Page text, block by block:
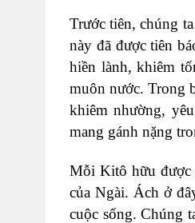
Trước tiên, chúng
này đã được tiên
hiền lành, khiêm
muôn nước. Trong
khiêm nhường,
mang gánh nặng
Mỗi Kitô hữu được
của Ngài. Ách ở
cuộc sống. Chúng